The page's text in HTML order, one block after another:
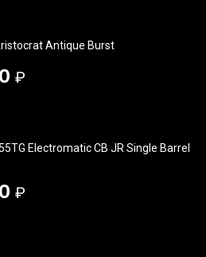
Antique Burst
₽
Electromatic CB JR Single Barrel
₽